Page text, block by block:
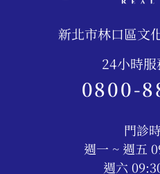
新北市林口區文
24小時服
0800-
門診
週一 ~ 週五
週六